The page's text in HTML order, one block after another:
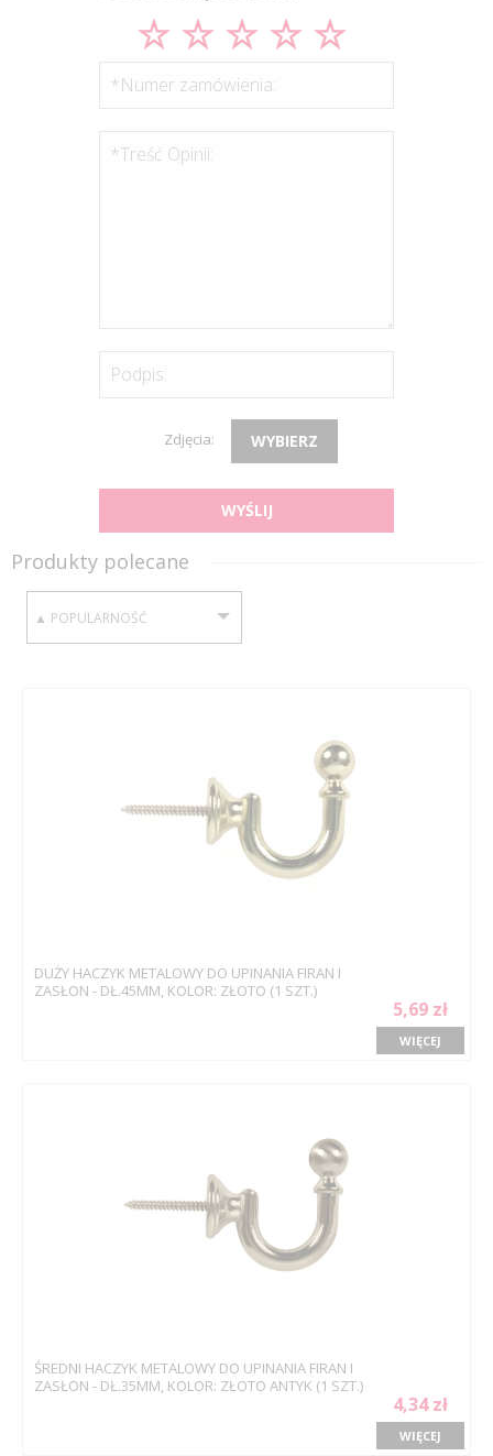
*Numer zamówienia:
*Treść Opinii:
Podpis:
Zdjęcia: WYBIERZ
WYŚLIJ
Produkty polecane
SORTUJ WEDŁUG:
DUŻY HACZYK METALOWY DO UPINANIA FIRAN I
ZASŁON - DŁ.45MM, KOLOR: ZŁOTO (1 SZT.)
5,69 zł
WIĘCEJ
ŚREDNI HACZYK METALOWY DO UPINANIA FIRAN I
ZASŁON - DŁ.35MM, KOLOR: ZŁOTO ANTYK (1 SZT.)
4,34 zł
WIĘCEJ